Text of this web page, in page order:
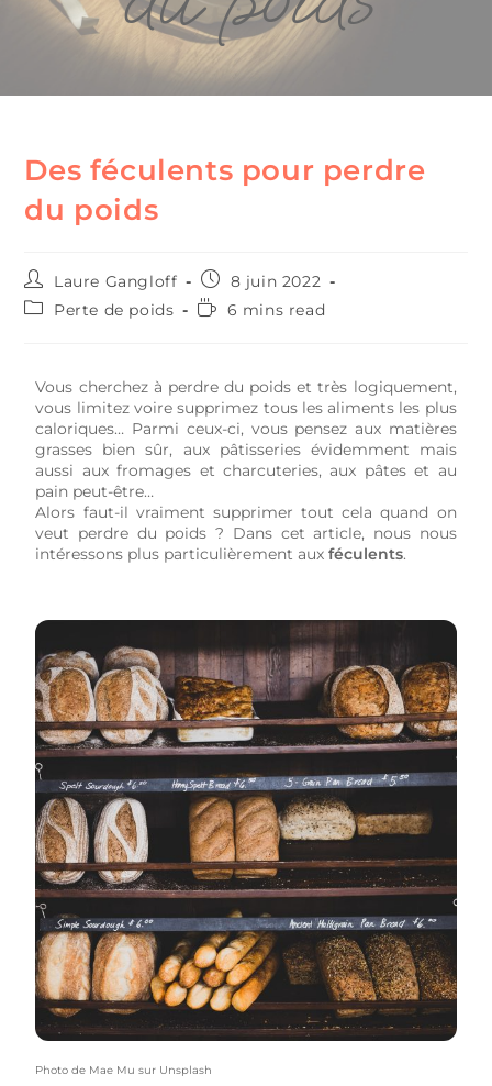
Des féculents pour perdre
du poids
Laure Gangloff
8 juin 2022
Perte de poids
6 mins read
Vous cherchez à perdre du poids et très logiquement,
vous limitez voire supprimez tous les aliments les plus
caloriques… Parmi ceux-ci, vous pensez aux matières
grasses bien sûr, aux pâtisseries évidemment mais
aussi aux fromages et charcuteries, aux pâtes et au
pain peut-être…
Alors faut-il vraiment supprimer tout cela quand on
veut perdre du poids ? Dans cet article, nous nous
intéressons plus particulièrement auxféculents.
Photo de Mae Mu sur Unsplash